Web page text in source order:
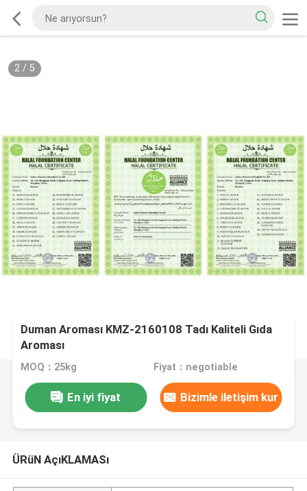
2/ 5
Duman Aroması KMZ-2160108 Tadı Kaliteli Gıda
Aroması
MOQ：25kg Fiyat：negotiable
En iyi fiyat Bizimle iletişim kur
ÜRüN AçıKLAMASı